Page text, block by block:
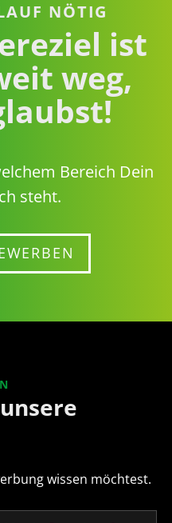
NÖTIG
ist
weg,
Bereich Dein
steht.
wissen möchtest.